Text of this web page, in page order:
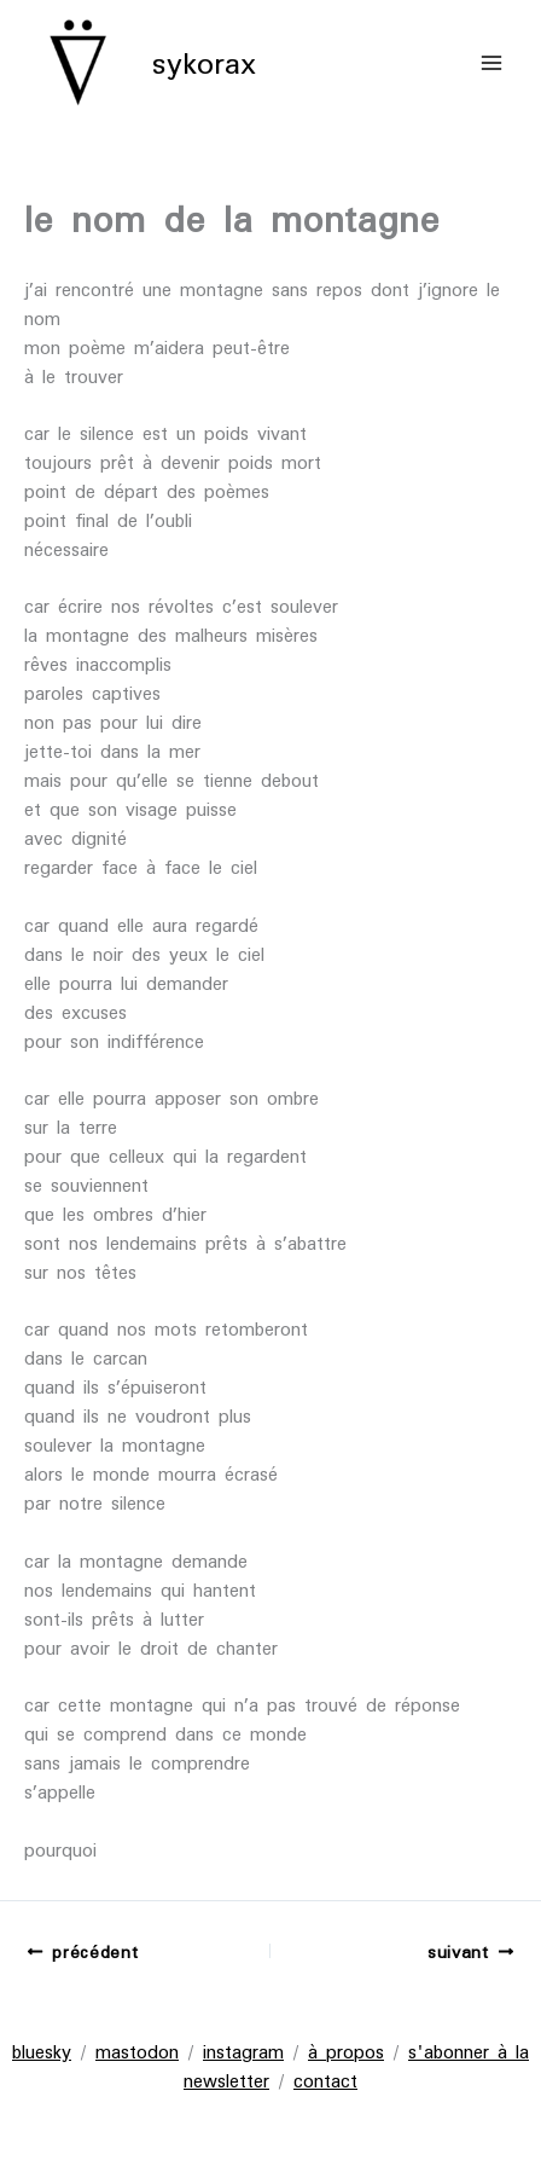
contenu sykorax
le nom de la montagne
j’ai rencontré une montagne sans repos dont j’ignore le
nom
mon poème m’aidera peut-être
à le trouver
car le silence est un poids vivant
toujours prêt à devenir poids mort
point de départ des poèmes
point final de l’oubli
nécessaire
car écrire nos révoltes c’est soulever
la montagne des malheurs misères
rêves inaccomplis
paroles captives
non pas pour lui dire
jette-toi dans la mer
mais pour qu’elle se tienne debout
et que son visage puisse
avec dignité
regarder face à face le ciel
car quand elle aura regardé
dans le noir des yeux le ciel
elle pourra lui demander
des excuses
pour son indifférence
car elle pourra apposer son ombre
sur la terre
pour que celleux qui la regardent
se souviennent
que les ombres d’hier
sont nos lendemains prêts à s’abattre
sur nos têtes
car quand nos mots retomberont
dans le carcan
quand ils s’épuiseront
quand ils ne voudront plus
soulever la montagne
alors le monde mourra écrasé
par notre silence
car la montagne demande
nos lendemains qui hantent
sont-ils prêts à lutter
pour avoir le droit de chanter
car cette montagne qui n’a pas trouvé de réponse
qui se comprend dans ce monde
sans jamais le comprendre
s’appelle
pourquoi
précédent suivant
bluesky / mastodon / instagram / à propos / s'abonner à la
newsletter / contact